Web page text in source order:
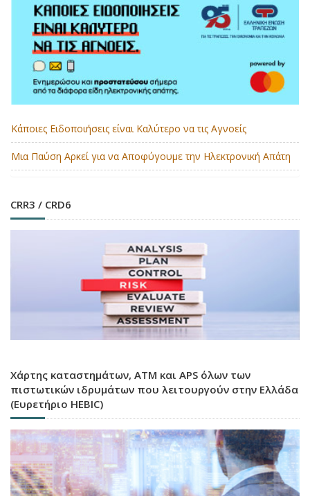
Κάποιες Ειδοποιήσεις είναι Καλύτερο να τις Αγνοείς
Μια Παύση Αρκεί για να Αποφύγουμε την Ηλεκτρονική Απάτη
CRR3 / CRD6
Χάρτης καταστημάτων, ATM και APS όλων των
πιστωτικών ιδρυμάτων που λειτουργούν στην Ελλάδα
(Ευρετήριο HEBIC)